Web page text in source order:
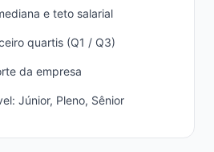
e teto salarial
quartis (Q1 / Q3)
da empresa
Júnior, Pleno, Sênior